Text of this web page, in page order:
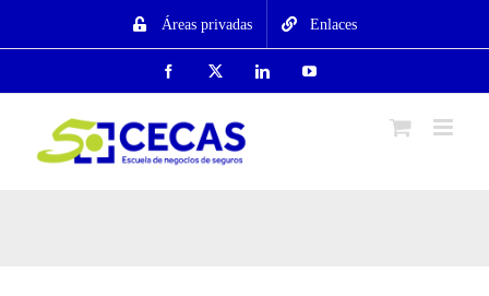
Áreas privadas Enlaces
Facebook LinkedInYouTube